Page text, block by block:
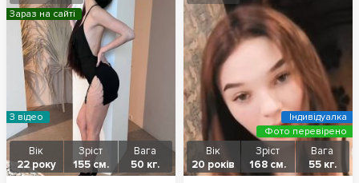
Вік
22 року
Зріст
155 см.
Вага
50 кг.
Зараз на сайті
З відео
Вік
20 років
Зріст
168 см.
Вага
55 кг.
Фото перевірено
Індивідуалка